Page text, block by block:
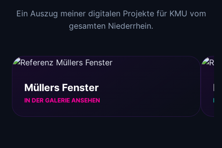
Ein Auszug meiner digitalen Projekte für KMU vom
gesamten Niederrhein.
Müllers Fenster
IN DER GALERIE ANSEHEN IN